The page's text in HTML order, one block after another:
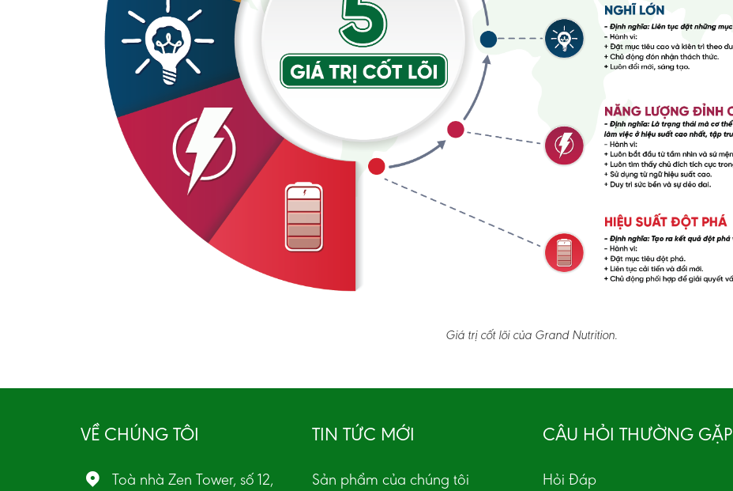
Giá trị cốt lõi của Grand Nutrition.
VỀ CHÚNG TÔI
Toà nhà Zen Tower, số 12,
TIN TỨC MỚI
Sản phẩm của chúng tôi
CÂU HỎI THƯỜNG GẶP
Hỏi Đáp